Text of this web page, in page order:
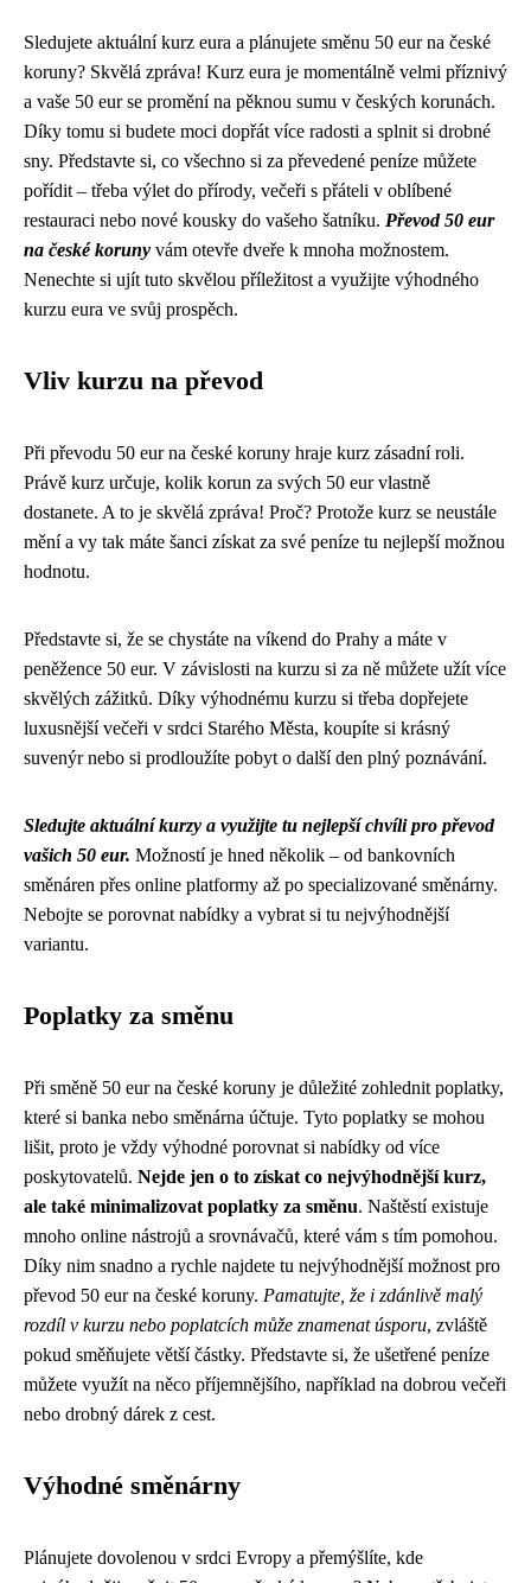
Sledujete aktuální kurz eura a plánujete směnu 50 eur na české
koruny? Skvělá zpráva! Kurz eura je momentálně velmi příznivý
a vaše 50 eur se promění na pěknou sumu v českých korunách.
Díky tomu si budete moci dopřát více radosti a splnit si drobné
sny. Představte si, co všechno si za převedené peníze můžete
pořídit – třeba výlet do přírody, večeři s přáteli v oblíbené
restauraci nebo nové kousky do vašeho šatníku. Převod 50 eur
na české koruny vám otevře dveře k mnoha možnostem.
Nenechte si ujít tuto skvělou příležitost a využijte výhodného
kurzu eura ve svůj prospěch.
Vliv kurzu na převod
Při převodu 50 eur na české koruny hraje kurz zásadní roli.
Právě kurz určuje, kolik korun za svých 50 eur vlastně
dostanete. A to je skvělá zpráva! Proč? Protože kurz se neustále
mění a vy tak máte šanci získat za své peníze tu nejlepší možnou
hodnotu.
Představte si, že se chystáte na víkend do Prahy a máte v
peněžence 50 eur. V závislosti na kurzu si za ně můžete užít více
skvělých zážitků. Díky výhodnému kurzu si třeba dopřejete
luxusnější večeři v srdci Starého Města, koupíte si krásný
suvenýr nebo si prodloužíte pobyt o další den plný poznávání.
Sledujte aktuální kurzy a využijte tu nejlepší chvíli pro převod
vašich 50 eur. Možností je hned několik – od bankovních
směnáren přes online platformy až po specializované směnárny.
Nebojte se porovnat nabídky a vybrat si tu nejvýhodnější
variantu.
Poplatky za směnu
Při směně 50 eur na české koruny je důležité zohlednit poplatky,
které si banka nebo směnárna účtuje. Tyto poplatky se mohou
lišit, proto je vždy výhodné porovnat si nabídky od více
poskytovatelů. Nejde jen o to získat co nejvýhodnější kurz,
ale také minimalizovat poplatky za směnu. Naštěstí existuje
mnoho online nástrojů a srovnávačů, které vám s tím pomohou.
Díky nim snadno a rychle najdete tu nejvýhodnější možnost pro
převod 50 eur na české koruny. Pamatujte, že i zdánlivě malý
rozdíl v kurzu nebo poplatcích může znamenat úsporu, zvláště
pokud směňujete větší částky. Představte si, že ušetřené peníze
můžete využít na něco příjemnějšího, například na dobrou večeři
nebo drobný dárek z cest.
Výhodné směnárny
Plánujete dovolenou v srdci Evropy a přemýšlíte, kde